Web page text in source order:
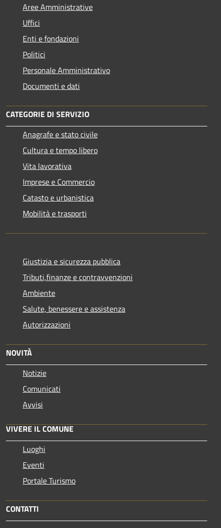
Aree Amministrative
Uffici
Enti e fondazioni
Politici
Personale Amministrativo
Documenti e dati
CATEGORIE DI SERVIZIO
Anagrafe e stato civile
Cultura e tempo libero
Vita lavorativa
Imprese e Commercio
Catasto e urbanistica
Mobilità e trasporti
Giustizia e sicurezza pubblica
Tributi,finanze e contravvenzioni
Ambiente
Salute, benessere e assistenza
Autorizzazioni
NOVITÀ
Notizie
Comunicati
Avvisi
VIVERE IL COMUNE
Luoghi
Eventi
Portale Turismo
CONTATTI